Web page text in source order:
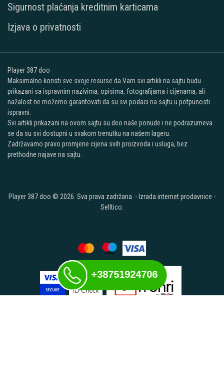
Sigurnost plaćanja kreditnim karticama
Izjava o privatnosti
Player 387 doo
Maksimalno koristi sve svoje resurse da Vam svi artikli na sajtu budu
prikazani sa ispravnim nazivima, opisima, fotografijama i cijenama, ali
nažalost ne možemo garantovati da su svi podaci na sajtu u potpunosti
ispravni.
Svi artikli prikazani na ovom sajtu su deo naše ponude i ne podrazumeva
se da su svi dostupni u svakom trenutku na našem lageru.
Zadržavamo pravo promjene cijena svih proizvoda i usluga, bez
prethodne najave na sajtu.
Player 387 doo © 2026. Sva prava zadržana. - Izrada internet prodavnice -
Selltico.
+38751924706